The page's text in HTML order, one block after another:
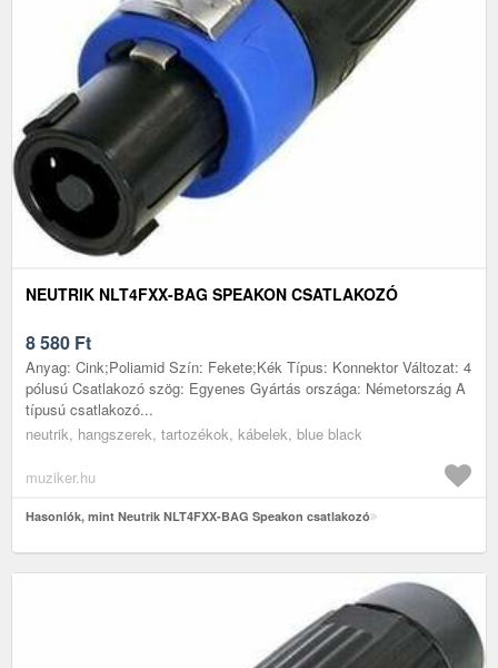
NEUTRIK NLT4FXX-BAG SPEAKON CSATLAKOZÓ
8 580 Ft
Anyag: Cink;Poliamid Szín: Fekete;Kék Típus: Konnektor Változat: 4
pólusú Csatlakozó szög: Egyenes Gyártás országa: Németország A
típusú csatlakozó...
neutrik, hangszerek, tartozékok, kábelek, blue black
muziker.hu
Hasonlók, mint Neutrik NLT4FXX-BAG Speakon csatlakozó